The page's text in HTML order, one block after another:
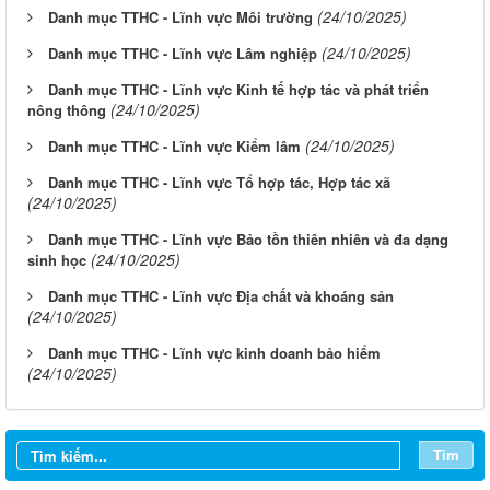
Danh mục TTHC - Lĩnh vực Môi trường (24/10/2025)
Danh mục TTHC - Lĩnh vực Lâm nghiệp (24/10/2025)
Danh mục TTHC - Lĩnh vực Kinh tế hợp tác và phát triển
nông thông (24/10/2025)
Danh mục TTHC - Lĩnh vực Kiểm lâm (24/10/2025)
Danh mục TTHC - Lĩnh vực Tổ hợp tác, Hợp tác xã
(24/10/2025)
Danh mục TTHC - Lĩnh vực Bảo tồn thiên nhiên và đa dạng
sinh học (24/10/2025)
Danh mục TTHC - Lĩnh vực Địa chất và khoáng sản
(24/10/2025)
Danh mục TTHC - Lĩnh vực kinh doanh bảo hiểm
(24/10/2025)
Tìm
Nhơn Trạch( từ ngày 03/08/2026 đến ngày 08/08/2026)
Thông báo lịch làm việc tuần của HĐND và UBND phường
Nhơn Trạch ( Từ ngày 29/6/2026 đến ngày 4/7/2026)